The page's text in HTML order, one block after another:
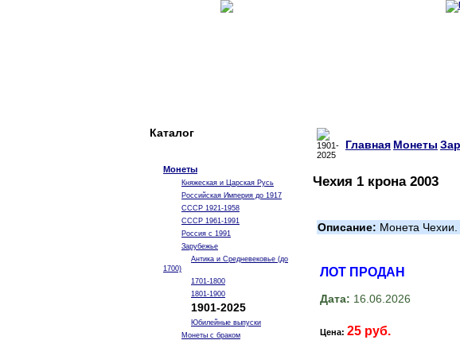
Каталог
Монеты
Княжеская и Царская Русь
Российская Империя до 1917
СССР 1921-1958
СССР 1961-1991
Россия с 1991
Зарубежье
Антика и Средневековье (до
1700)
1701-1800
1801-1900
1901-2025
Юбилейные выпуски
Монеты с браком
Главная Монеты
Чехия 1 крона 2003
Описание: Монета Чехии.
ЛОТ ПРОДАН
Дата: 16.06.2026
Цена: 25 руб.